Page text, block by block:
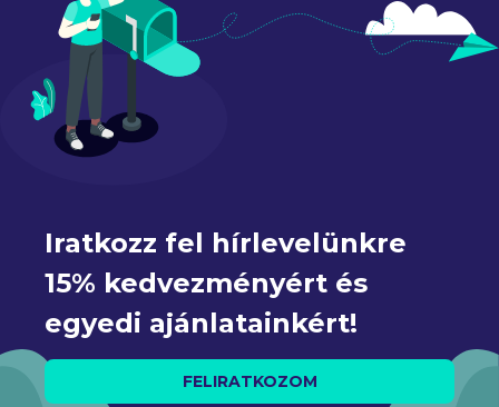
Iratkozz fel hírlevelünkre
15% kedvezményért és
egyedi ajánlatainkért!
FELIRATKOZOM